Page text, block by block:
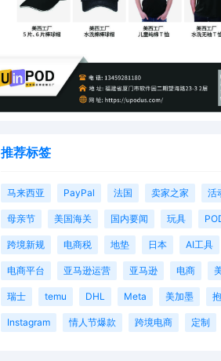
推荐标签
马来西亚 PayPal 法国 卖家之家 活
母亲节 美国海关 国内要闻 玩具
跨境新规 电商税 地垫 日本 AI工具
电商平台 亚马逊运营 亚马逊 电商
瑞士 temu DHL Meta 美加墨
Instagram 情人节爆款 跨境电商 定制